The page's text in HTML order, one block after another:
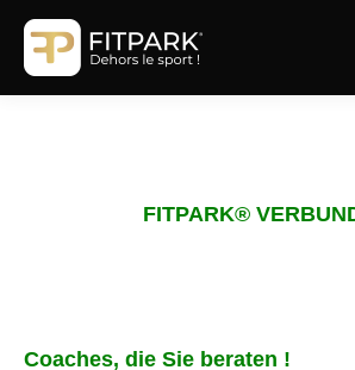
FITPARK®
Coaches, die Sie beraten !